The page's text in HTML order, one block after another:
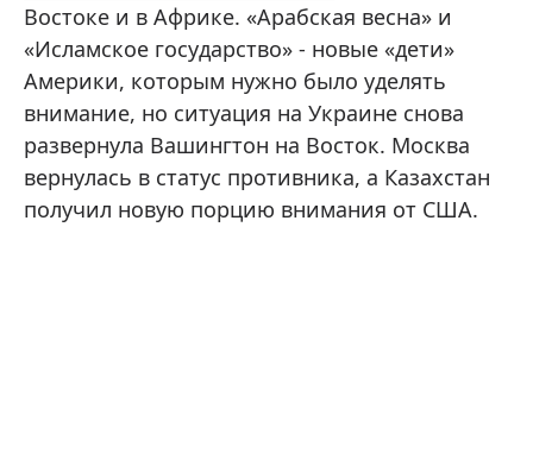
Востоке и в Африке. «Арабская весна» и
«Исламское государство» - новые «дети»
Америки, которым нужно было уделять
внимание, но ситуация на Украине снова
развернула Вашингтон на Восток. Москва
вернулась в статус противника, а Казахстан
получил новую порцию внимания от США.